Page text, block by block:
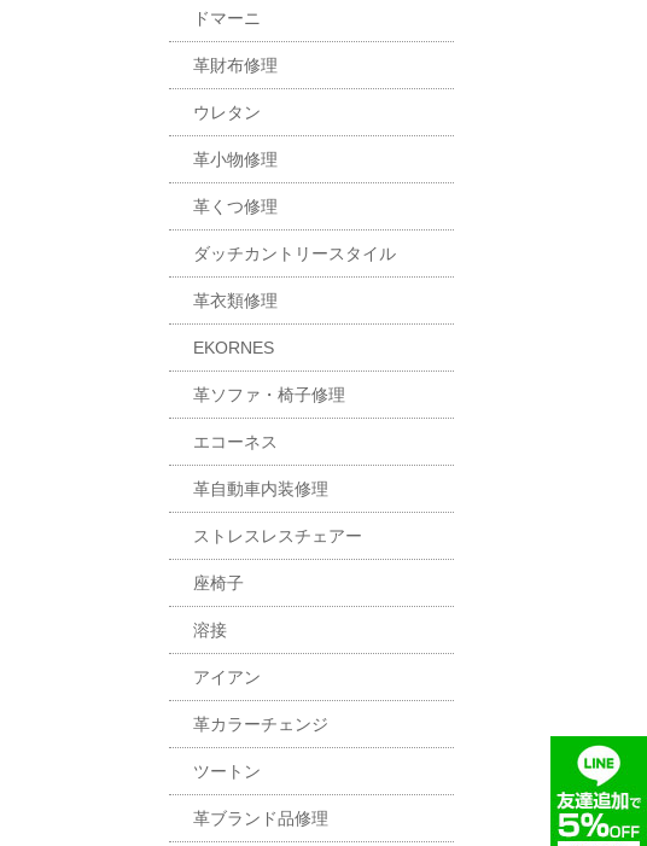
ドマーニ
革財布修理
ウレタン
革小物修理
革くつ修理
ダッチカントリースタイル
革衣類修理
EKORNES
革ソファ・椅子修理
エコーネス
革自動車内装修理
ストレスレスチェアー
座椅子
溶接
アイアン
革カラーチェンジ
ツートン
革ブランド品修理